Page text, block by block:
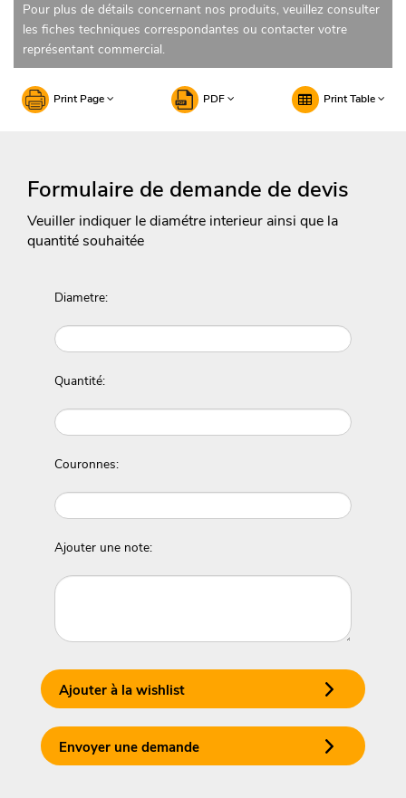
Pour plus de détails concernant nos produits, veuillez consulter
les fiches techniques correspondantes ou contacter votre
représentant commercial.
Print Page PDF Print Table
Formulaire de demande de devis
Veuiller indiquer le diamétre interieur ainsi que la
quantité souhaitée
Diametre:
Quantité:
Couronnes:
Ajouter une note:
Ajouter à la wishlist
Envoyer une demande